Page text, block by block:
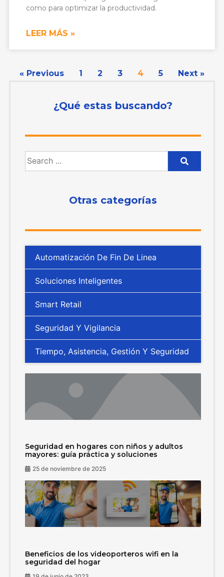
como para optimizar la productividad.
LEER MÁS »
« Previous 1 2 3 4 5 Next »
¿Qué estas buscando?
Otras categorías
Automatización De Fin De Linea
Soluciones Inteligentes
Smart Retail
Seguridad Y Vigilancia
Tiempo, Asistencia, Gestión Y Seguridad
Seguridad en hogares con niños y adultos
mayores: guía práctica y soluciones
25 de noviembre de 2025
Beneficios de los videoporteros wifi en la
seguridad del hogar